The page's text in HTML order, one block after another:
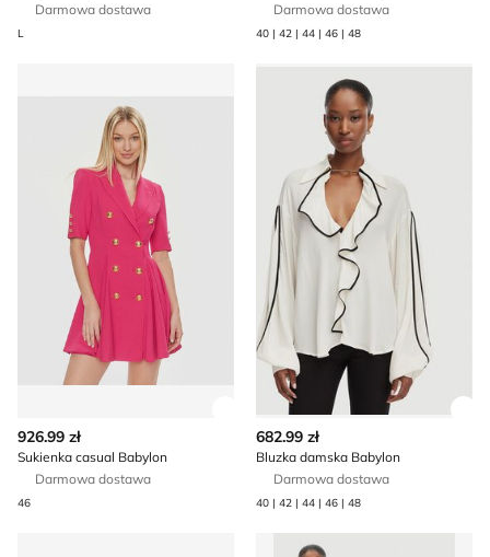
Darmowa dostawa
L
Darmowa dostawa
40 | 42 | 44 | 46 | 48
Zobacz szczegóły produktu
926.99 zł
Sukienka casual Babylon
Darmowa dostawa
46
Bluzka damska Babylon
682.99 zł
Bluzka damska Babylon
Darmowa dostawa
40 | 42 | 44 | 46 | 48
Sukienka elegancka Babylon